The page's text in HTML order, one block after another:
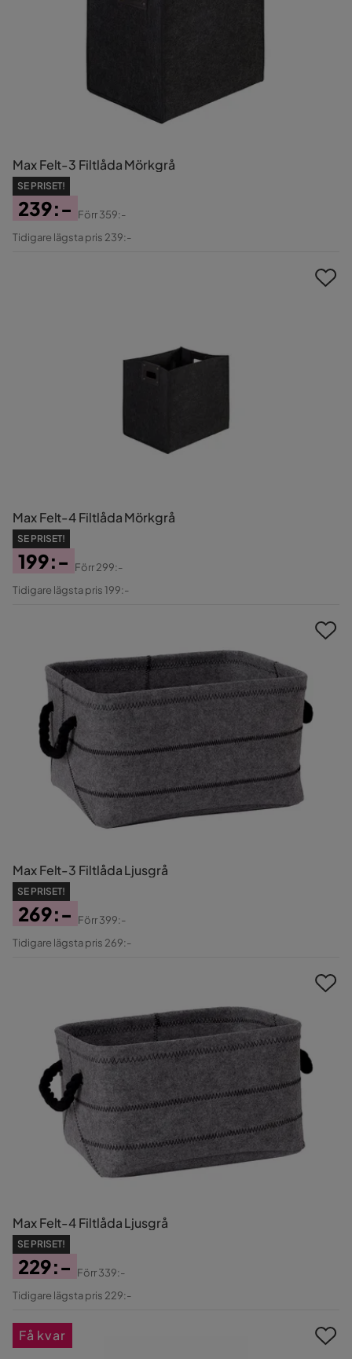
Max Felt-3 Filtlåda Mörkgrå
SE PRISET!
Pris
239:-
Original
Förr359:-
Tidigare lägsta pris 239:-
Max Felt-4 Filtlåda Mörkgrå
SE PRISET!
Pris
199:-
Original
Förr299:-
Tidigare lägsta pris 199:-
Max Felt-3 Filtlåda Ljusgrå
SE PRISET!
Pris
269:-
Original
Förr399:-
Tidigare lägsta pris 269:-
Max Felt-4 Filtlåda Ljusgrå
SE PRISET!
Pris
229:-
Original
Förr339:-
Tidigare lägsta pris 229:-
Få kvar